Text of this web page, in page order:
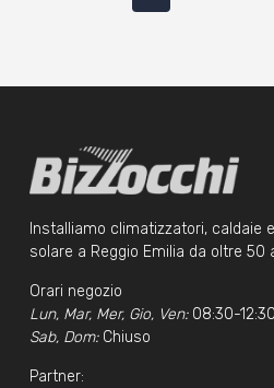
Installiamo climatizzatori, caldaie
solare a Reggio Emilia da oltre 50
Orari negozio
Lun, Mar, Mer, Gio, Ven:08:30-
Sab, Dom:Chiuso
Partner: